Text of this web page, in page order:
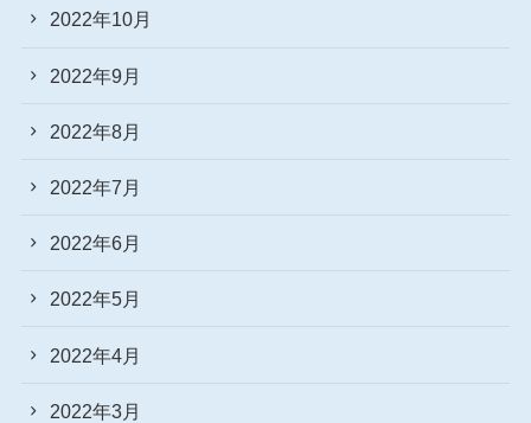
2022年10月
2022年9月
2022年8月
2022年7月
2022年6月
2022年5月
2022年4月
2022年3月